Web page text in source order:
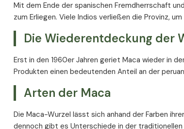
Mit dem Ende der spanischen Fremdherrschaft
zum Erliegen. Viele Indios verließen die Provinz,
Die Wiederentdeckung der
Erst in den 1960er Jahren geriet Maca wieder in
Produkten einen bedeutenden Anteil an der
Arten der Maca
Die Maca-Wurzel lässt sich anhand der Farben
dennoch gibt es Unterschiede in der traditionellen